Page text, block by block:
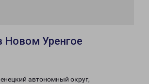
Новом Уренгое
автономный округ,